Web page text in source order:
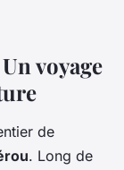
voyage
de
. Long de